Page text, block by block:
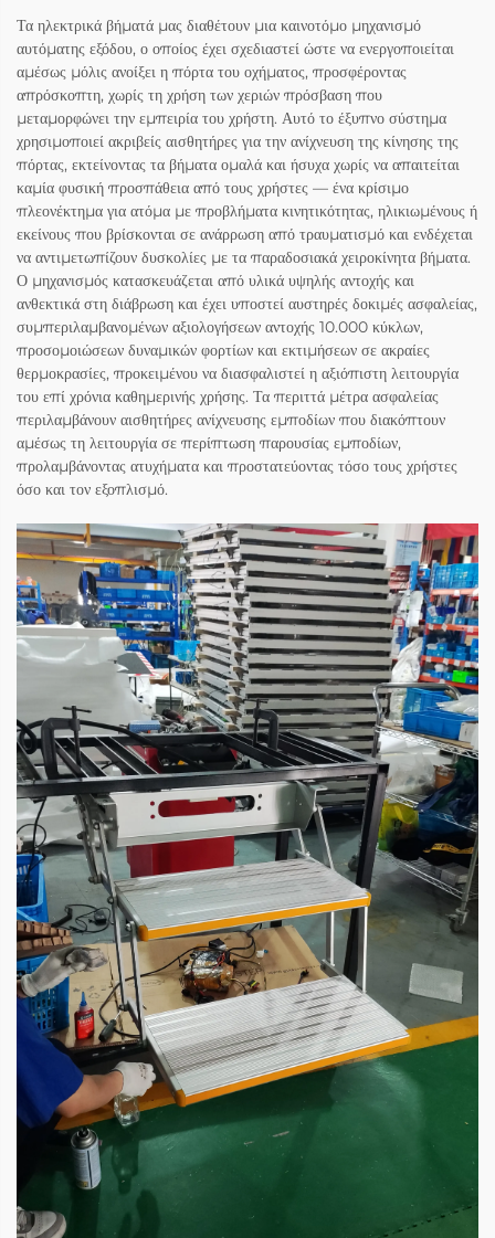
Τα ηλεκτρικά βήματά μας διαθέτουν μια καινοτόμο μηχανισμό
αυτόματης εξόδου, ο οποίος έχει σχεδιαστεί ώστε να ενεργοποιείται
αμέσως μόλις ανοίξει η πόρτα του οχήματος, προσφέροντας
απρόσκοπτη, χωρίς τη χρήση των χεριών πρόσβαση που
μεταμορφώνει την εμπειρία του χρήστη. Αυτό το έξυπνο σύστημα
χρησιμοποιεί ακριβείς αισθητήρες για την ανίχνευση της κίνησης της
πόρτας, εκτείνοντας τα βήματα ομαλά και ήσυχα χωρίς να απαιτείται
καμία φυσική προσπάθεια από τους χρήστες — ένα κρίσιμο
πλεονέκτημα για ατόμα με προβλήματα κινητικότητας, ηλικιωμένους ή
εκείνους που βρίσκονται σε ανάρρωση από τραυματισμό και ενδέχεται
να αντιμετωπίζουν δυσκολίες με τα παραδοσιακά χειροκίνητα βήματα.
Ο μηχανισμός κατασκευάζεται από υλικά υψηλής αντοχής και
ανθεκτικά στη διάβρωση και έχει υποστεί αυστηρές δοκιμές ασφαλείας,
συμπεριλαμβανομένων αξιολογήσεων αντοχής 10.000 κύκλων,
προσομοιώσεων δυναμικών φορτίων και εκτιμήσεων σε ακραίες
θερμοκρασίες, προκειμένου να διασφαλιστεί η αξιόπιστη λειτουργία
του επί χρόνια καθημερινής χρήσης. Τα περιττά μέτρα ασφαλείας
περιλαμβάνουν αισθητήρες ανίχνευσης εμποδίων που διακόπτουν
αμέσως τη λειτουργία σε περίπτωση παρουσίας εμποδίων,
προλαμβάνοντας ατυχήματα και προστατεύοντας τόσο τους χρήστες
όσο και τον εξοπλισμό.